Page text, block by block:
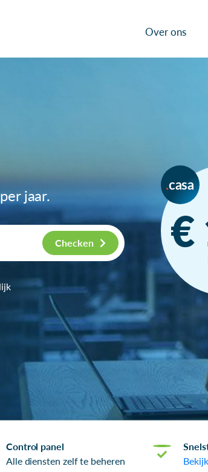
Over ons
per jaar.
Checken
casa
€
Control panel
Alle diensten zelf te beheren
Bekijk